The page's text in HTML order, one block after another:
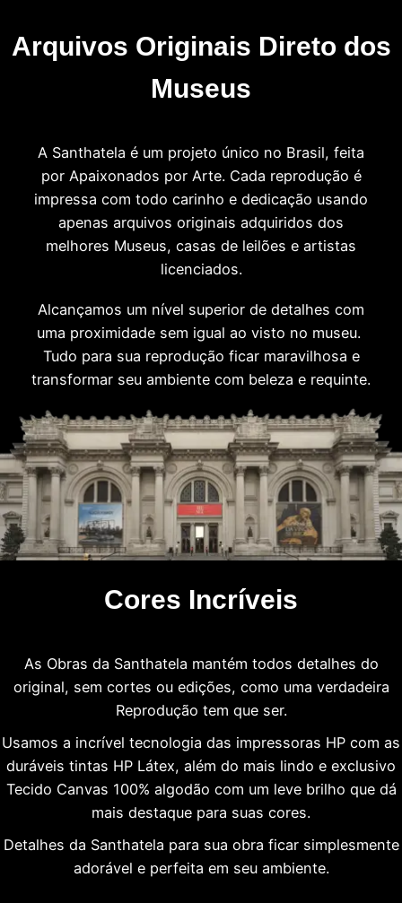
Arquivos Originais Direto dos
Museus
A Santhatela é um projeto único no Brasil, feita
por Apaixonados por Arte. Cada reprodução é
impressa com todo carinho e dedicação usando
apenas arquivos originais adquiridos dos
melhores Museus, casas de leilões e artistas
licenciados.
Alcançamos um nível superior de detalhes com
uma proximidade sem igual ao visto no museu.
Tudo para sua reprodução ficar maravilhosa e
transformar seu ambiente com beleza e requinte.
Cores Incríveis
As Obras da Santhatela mantém todos detalhes do
original, sem cortes ou edições, como uma verdadeira
Reprodução tem que ser.
Usamos a incrível tecnologia das impressoras HP com as
duráveis tintas HP Látex, além do mais lindo e exclusivo
Tecido Canvas 100% algodão com um leve brilho que dá
mais destaque para suas cores.
Detalhes da Santhatela para sua obra ficar simplesmente
adorável e perfeita em seu ambiente.